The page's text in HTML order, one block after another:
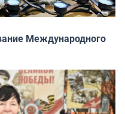
Международного